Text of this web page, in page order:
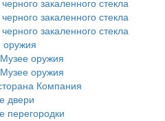
закаленного стекла
закаленного стекла
закаленного стекла
оружия
оружия
Компания
двери
перегородки